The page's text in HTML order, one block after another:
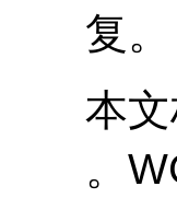
复。
本
。